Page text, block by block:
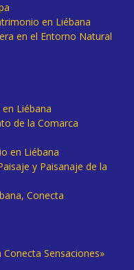
en Liébana
en el Entorno Natural
Liébana
de la Comarca
en Liébana
y Paisanaje de la
Conecta
Sensaciones»